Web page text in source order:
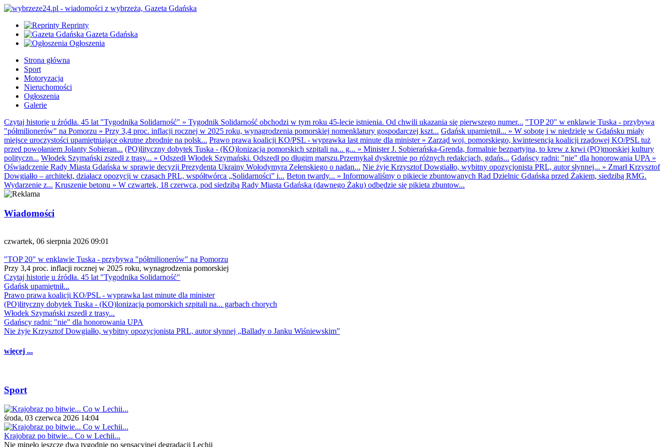
Reprinty
Gazeta Gdańska
Ogłoszenia
Strona główna
Sport
Motoryzacja
Nieruchomości
Ogłoszenia
Galerie
Czytaj historię u źródła. 45 lat "Tygodnika Solidarność" » Tygodnik Solidarność obchodzi w tym roku 45-lecie istnienia. Od chwili ukazania się pierwszego numer... "TOP 20" w enklawie Tuska - przybywa
"półmilionerów" na Pomorzu » Przy 3,4 proc. inflacji rocznej w 2025 roku, wynagrodzenia pomorskiej nomenklatury gospodarczej kszt... Gdańsk upamiętnił... » W sobotę i w niedzielę w Gdańsku miały
miejsce uroczystości upamiętniające okrutne zbrodnie na polsk... Prawo prawa koalicji KO/PSL - wyprawka last minute dla minister» Zarząd woj. pomorskiego, kwintesencja koalicji rządowej KO/PSL tuż
przed powołaniem Jolanty Sobieran... (PO)lityczny dobytek Tuska - (KO)lonizacja pomorskich szpitali na... g... » Minister J. Sobierańska-Grenda, formalnie bezpartyjna, to krew z krwi (PO)morskiej kultury
polityczn... Włodek Szymański zszedł z trasy... » Odszedł Włodek Szymański. Odszedł po długim marszu.Przemykał dyskretnie po różnych redakcjach, gdańs... Gdańscy radni: "nie" dla honorowania UPA »
Oświadczenie Rady Miasta Gdańska w sprawie decyzji Prezydenta Ukrainy Wołodymyra Zełenskiego o nadan... Nie żyje Krzysztof Dowgiałło, wybitny opozycjonista PRL, autor słynnej... » Zmarł Krzysztof
Dowgiałło – architekt, działacz opozycji w czasach PRL, współtwórca „Solidarności” i... Beton twardy... » Informowaliśmy o pikiecie zbuntowanych Rad Dzielnic Gdańska przed Żakiem, siedzibą RMG.
Wydarzenie z... Kruszenie betonu » W czwartek, 18 czerwca, pod siedzibą Rady Miasta Gdańska (dawnego Żaku) odbędzie się pikieta zbuntow...
Wiadomości
czwartek, 06 sierpnia 2026 09:01
"TOP 20" w enklawie Tuska - przybywa "półmilionerów" na Pomorzu
Przy 3,4 proc. inflacji rocznej w 2025 roku, wynagrodzenia pomorskiej
Czytaj historię u źródła. 45 lat "Tygodnika Solidarność"
Gdańsk upamiętnił...
Prawo prawa koalicji KO/PSL - wyprawka last minute dla minister
(PO)lityczny dobytek Tuska - (KO)lonizacja pomorskich szpitali na... garbach chorych
Włodek Szymański zszedł z trasy...
Gdańscy radni: "nie" dla honorowania UPA
Nie żyje Krzysztof Dowgiałło, wybitny opozycjonista PRL, autor słynnej „Ballady o Janku Wiśniewskim”
więcej ...
Sport
środa, 03 czerwca 2026 14:04
Krajobraz po bitwie... Co w Lechii...
Nie minęło jeszcze dwa tygodnie po sensacyjnej degradacji Lechii